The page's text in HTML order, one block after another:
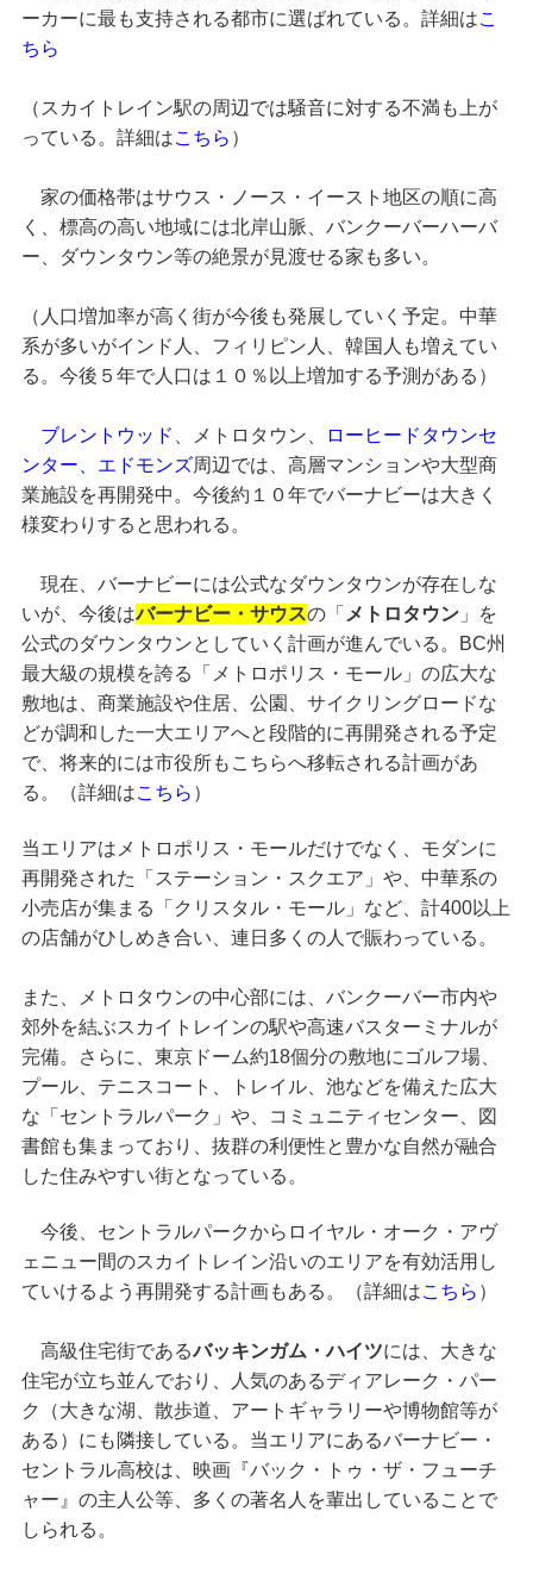
ーカーに最も支持される都市に選ばれている。詳細はこ
ちら
（スカイトレイン駅の周辺では騒音に対する不満も上が
っている。詳細はこちら ）
家の価格帯はサウス・ノース・イースト地区の順に高
く、標高の高い地域には北岸山脈、バンクーバーハーバ
ー、ダウンタウン等の絶景が見渡せる家も多い。
（人口増加率が高く街が今後も発展していく予定。中華
系が多いがインド人、フィリピン人、韓国人も増えてい
る。今後５年で人口は１０％以上増加する予測がある）
ブレントウッド 、メトロタウン、
ローヒードタウンセ
ンター
エドモンズ周辺では、高層マンションや大型商
業施設を再開発中。今後約１０年でバーナビーは大きく
様変わりすると思われる。
現在、バーナビーには公式なダウンタウンが存在しな
いが、今後はバーナビー・サウスの「 メトロタウン」を
公式のダウンタウンとしていく計画が進んでいる。BC州
最大級の規模を誇る「メトロポリス・モール」の広大な
敷地は、商業施設や住居、公園、サイクリングロードな
どが調和した一大エリアへと段階的に再開発される予定
で、将来的には市役所もこちらへ移転される計画があ
る。（詳細はこちら ）
当エリアはメトロポリス・モールだけでなく、モダンに
再開発された「ステーション・スクエア」や、中華系の
小売店が集まる「クリスタル・モール」など、計400以上
の店舗がひしめき合い、連日多くの人で賑わっている。
また、メトロタウンの中心部には、バンクーバー市内や
郊外を結ぶスカイトレインの駅や高速バスターミナルが
完備。さらに、東京ドーム約18個分の敷地にゴルフ場、
プール、テニスコート、トレイル、池などを備えた広大
な「セントラルパーク」や、コミュニティセンター、図
書館も集まっており、抜群の利便性と豊かな自然が融合
した住みやすい街となっている。
今後、セントラルパークからロイヤル・オーク・アヴ
ェニュー間のスカイトレイン沿いのエリアを有効活用し
ていけるよう再開発する計画もある。（詳細はこちら ）
高級住宅街であるバッキンガム・ハイツには、大きな
住宅が立ち並んでおり、人気のあるディアレーク・パー
ク（大きな湖、散歩道、アートギャラリーや博物館等が
ある）にも隣接している。当エリアにあるバーナビー・
セントラル高校は、映画『バック・トゥ・ザ・フューチ
ャー』の主人公等、多くの著名人を輩出していることで
しられる。